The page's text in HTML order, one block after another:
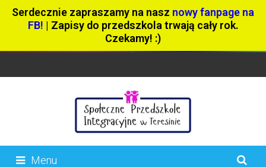
Serdecznie zapraszamy na nasz nowy fanpage na
FB! | Zapisy do przedszkola trwają cały rok.
Czekamy! :)
Menu